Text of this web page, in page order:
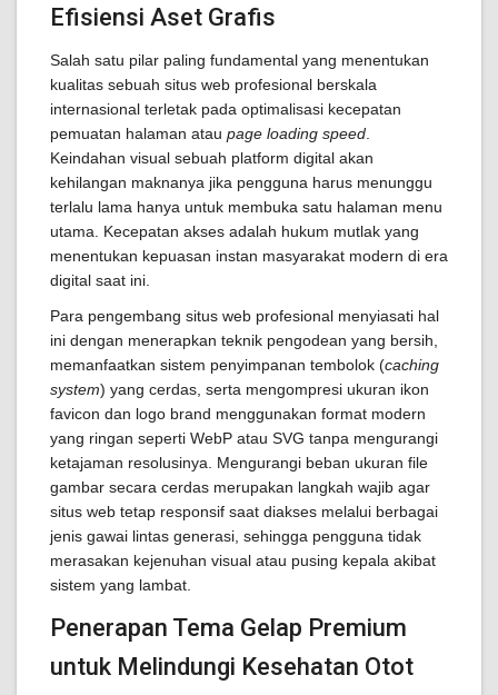
Efisiensi Aset Grafis
Salah satu pilar paling fundamental yang menentukan
kualitas sebuah situs web profesional berskala
internasional terletak pada optimalisasi kecepatan
pemuatan halaman atau page loading speed
Keindahan visual sebuah platform digital akan
kehilangan maknanya jika pengguna harus menunggu
terlalu lama hanya untuk membuka satu halaman menu
utama. Kecepatan akses adalah hukum mutlak yang
menentukan kepuasan instan masyarakat modern di era
digital saat ini.
Para pengembang situs web profesional menyiasati hal
ini dengan menerapkan teknik pengodean yang bersih,
memanfaatkan sistem penyimpanan tembolok (caching
system) yang cerdas, serta mengompresi ukuran ikon
favicon dan logo brand menggunakan format modern
yang ringan seperti WebP atau SVG tanpa mengurangi
ketajaman resolusinya. Mengurangi beban ukuran file
gambar secara cerdas merupakan langkah wajib agar
situs web tetap responsif saat diakses melalui berbagai
jenis gawai lintas generasi, sehingga pengguna tidak
merasakan kejenuhan visual atau pusing kepala akibat
sistem yang lambat.
Penerapan Tema Gelap Premium
untuk Melindungi Kesehatan Otot